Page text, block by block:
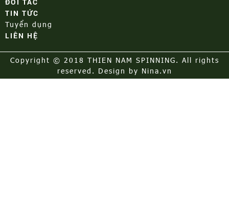
TIN TỨC
Tuyển dụng
LIÊN HỆ
Copyright © 2018 THIEN NAM SPINNING. All rights
reserved. Design by Nina.vn